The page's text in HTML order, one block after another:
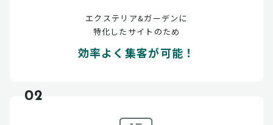
エクステリア&ガーデンに
特化したサイトのため
効率よく集客が可能！
02